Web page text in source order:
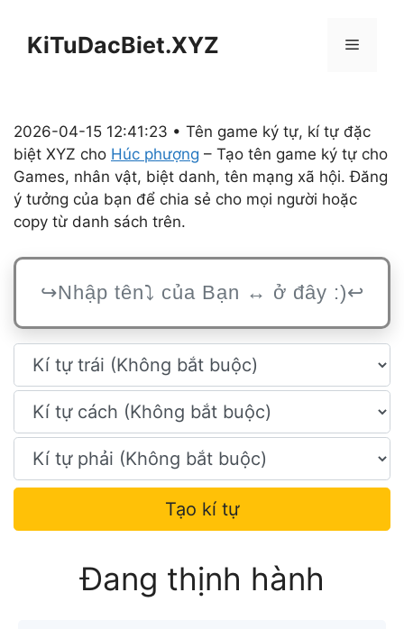
KiTuDacBiet.XYZ Menu
2026-04-15 12:41:23 • Tên game ký tự, kí tự đặc
biệt XYZ cho Húc phượng – Tạo tên game ký tự cho
Games, nhân vật, biệt danh, tên mạng xã hội. Đăng
ý tưởng của bạn để chia sẻ cho mọi người hoặc
copy từ danh sách trên.
Tạo kí tự
Đang thịnh hành